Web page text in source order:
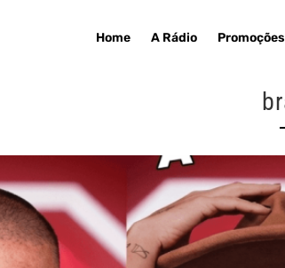
Home A Rádio Promoções